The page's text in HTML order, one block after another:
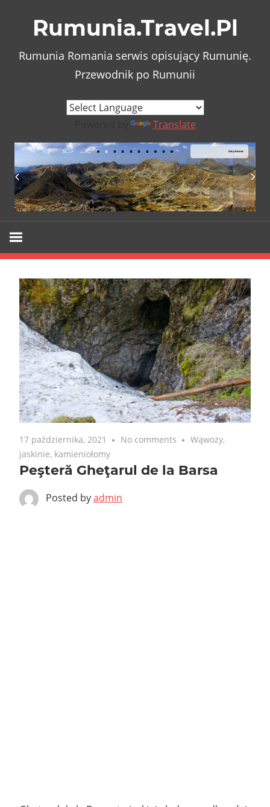
Rumunia.Travel.Pl
Rumunia Romania serwis opisujący Rumunię.
Przewodnik po Rumunii
Translate
Góry Retezat
17 października, 2021 No comments
Wąwozy,
jaskinie, kamieniołomy
Peşteră Gheţarul de la Barsa
Posted byadmin